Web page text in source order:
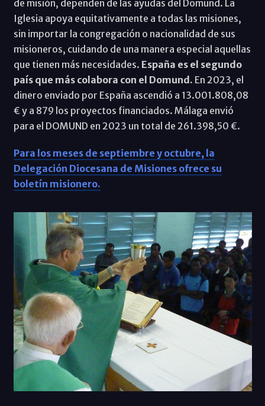
de misión, dependen de las ayudas del Domund. La
Iglesia apoya equitativamente a todas las misiones,
sin importar la congregación o nacionalidad de sus
misioneros, cuidando de una manera especial aquellas
que tienen más necesidades. España es el segundo
país que más colabora con el Domund. En 2023, el
dinero enviado por España ascendió a 13.001.808,08
€ y a 879 los proyectos financiados. Málaga envió
para el DOMUND en 2023 un total de 261.398,50 €.
Para los meses de septiembre y octubre, la
Delegación Diocesana de Misiones ofrece su
boletín misionero.